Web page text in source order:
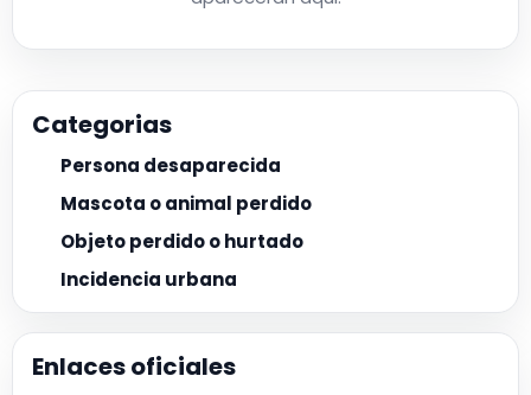
Categorias
Persona desaparecida
Mascota o animal perdido
Objeto perdido o hurtado
Incidencia urbana
Enlaces oficiales